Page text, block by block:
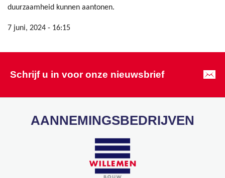
duurzaamheid kunnen aantonen.
7 juni, 2024 - 16:15
Schrijf u in voor onze nieuwsbrief
AANNEMINGSBEDRIJVEN